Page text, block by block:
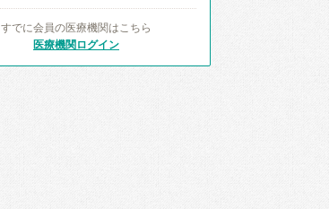
すでに会員の医療機関はこちら
医療機関ログイン